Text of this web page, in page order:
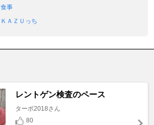
食事
ＫＡＺＵっち
レントゲン検査のペース
ターボ2018さん
80